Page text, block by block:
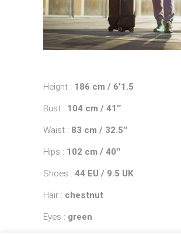
Height : 186 cm / 6’1.5
Bust : 104 cm / 41″
Waist : 83 cm / 32.5″
Hips : 102 cm / 40″
Shoes : 44 EU / 9.5 UK
Hair : chestnut
Eyes : green